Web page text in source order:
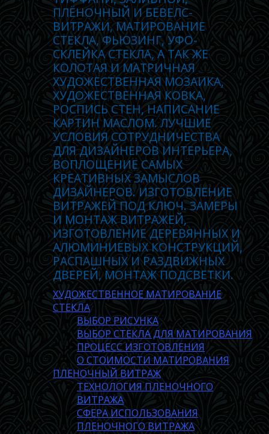
ПЛЁНОЧНЫЙ И БЕВЕЛС-
ВИТРАЖИ, МАТИРОВАНИЕ
СТЕКЛА, ФЬЮЗИНГ, УФО-
СКЛЕЙКА СТЕКЛА, А ТАК ЖЕ
КОЛОТАЯ И МАТРИЧНАЯ
ХУДОЖЕСТВЕННАЯ МОЗАИКА,
ХУДОЖЕСТВЕННАЯ КОВКА,
РОСПИСЬ СТЕН, НАПИСАНИЕ
КАРТИН МАСЛОМ. ЛУЧШИЕ
УСЛОВИЯ СОТРУДНИЧЕСТВА
ДЛЯ ДИЗАЙНЕРОВ ИНТЕРЬЕРА,
ВОПЛОЩЕНИЕ САМЫХ
КРЕАТИВНЫХ ЗАМЫСЛОВ
ДИЗАЙНЕРОВ. ИЗГОТОВЛЕНИЕ
ВИТРАЖЕЙ ПОД КЛЮЧ. ЗАМЕРЫ
И МОНТАЖ ВИТРАЖЕЙ,
ИЗГОТОВЛЕНИЕ ДЕРЕВЯННЫХ И
АЛЮМИНИЕВЫХ КОНСТРУКЦИЙ,
РАСПАШНЫХ И РАЗДВИЖНЫХ
ДВЕРЕЙ, МОНТАЖ ПОДСВЕТКИ.
ХУДОЖЕСТВЕННОЕ МАТИРОВАНИЕ
СТЕКЛА
ВЫБОР РИСУНКА
ВЫБОР СТЕКЛА ДЛЯ МАТИРОВАНИЯ
ПРОЦЕСС ИЗГОТОВЛЕНИЯ
О СТОИМОСТИ МАТИРОВАНИЯ
ПЛЕНОЧНЫЙ ВИТРАЖ
ТЕХНОЛОГИЯ ПЛЕНОЧНОГО
ВИТРАЖА
СФЕРА ИСПОЛЬЗОВАНИЯ
ПЛЕНОЧНОГО ВИТРАЖА